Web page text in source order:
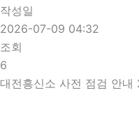
뛰
기
작성일
2026-07-09 04:32
조회
6
대전흥신소 사전 점검 안